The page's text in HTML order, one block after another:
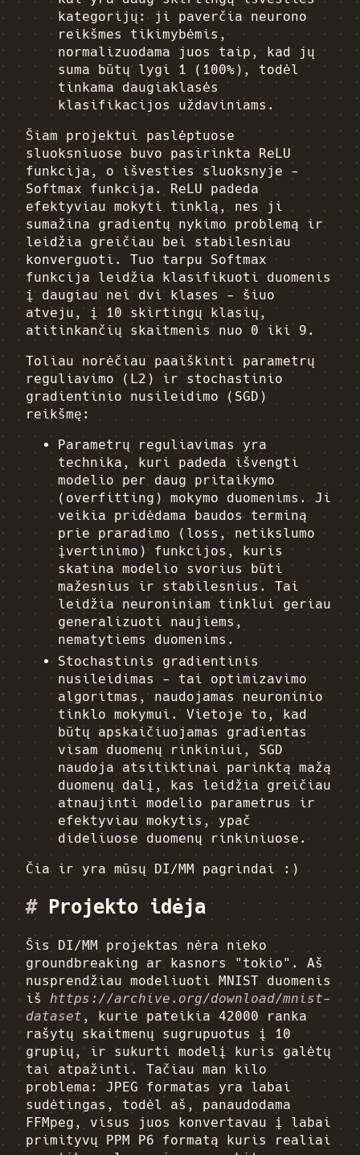
kategorijų: ji paverčia neurono
reikšmes tikimybėmis,
normalizuodama juos taip, kad jų
suma būtų lygi 1 (100%), todėl
tinkama daugiaklasės
klasifikacijos uždaviniams.
Šiam projektui paslėptuose
sluoksniuose buvo pasirinkta ReLU
funkcija, o išvesties sluoksnyje -
Softmax funkcija. ReLU padeda
efektyviau mokyti tinklą, nes ji
sumažina gradientų nykimo problemą ir
leidžia greičiau bei stabilesniau
konverguoti. Tuo tarpu Softmax
funkcija leidžia klasifikuoti duomenis
į daugiau nei dvi klases - šiuo
atveju, į 10 skirtingų klasių,
atitinkančių skaitmenis nuo 0 iki 9.
Toliau norėčiau paaiškinti parametrų
reguliavimo (L2) ir stochastinio
gradientinio nusileidimo (SGD)
reikšmę:
Parametrų reguliavimas yra
technika, kuri padeda išvengti
modelio per daug pritaikymo
(overfitting) mokymo duomenims. Ji
veikia pridėdama baudos terminą
prie praradimo (loss, netikslumo
įvertinimo) funkcijos, kuris
skatina modelio svorius būti
mažesnius ir stabilesnius. Tai
leidžia neuroniniam tinklui geriau
generalizuoti naujiems,
nematytiems duomenims.
Stochastinis gradientinis
nusileidimas - tai optimizavimo
algoritmas, naudojamas neuroninio
tinklo mokymui. Vietoje to, kad
būtų apskaičiuojamas gradientas
visam duomenų rinkiniui, SGD
naudoja atsitiktinai parinktą mažą
duomenų dalį, kas leidžia greičiau
atnaujinti modelio parametrus ir
efektyviau mokytis, ypač
dideliuose duomenų rinkiniuose.
Čia ir yra mūsų DI/MM pagrindai :)
#Projekto idėja
Šis DI/MM projektas nėra nieko
groundbreaking ar kasnors "tokio". Aš
nusprendžiau modeliuoti MNIST duomenis
iš https://archive.org/download/mnist-
dataset, kurie pateikia 42000 ranka
rašytų skaitmenų sugrupuotus į 10
grupių, ir sukurti modelį kuris galėtų
tai atpažinti. Tačiau man kilo
problema: JPEG formatas yra labai
sudėtingas, todėl aš, panaudodama
FFMpeg, visus juos konvertavau į labai
primityvų PPM P6 formatą kuris realiai